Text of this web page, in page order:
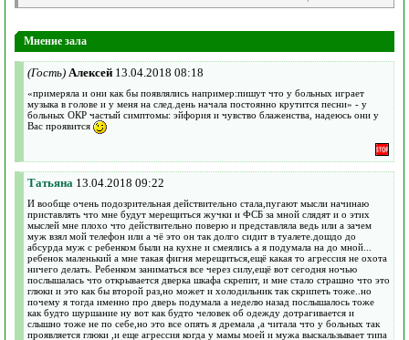
Мнение зала
(Гость) Алексей 13.04.2018 08:18
«примеряла и они как бы появлялись например:пишут что у больных играет
музыка в голове и у меня на след.день начала постоянно крутится песни» - у
больных ОКР частый симптомы: эйфория и чувство блаженства, надеюсь они у
Вас проявится
Татьяна 13.04.2018 09:22
И вообще очень подозрительная действительно стала,пугают мысли начинаю
приставлять что мне будут мерещиться жучки и ФСБ за мной слядят и о этих
мыслей мне плохо что действительно поверю и представляла ведь или а зачем
муж взял мой телефон или а чё это он так долго сидит в туалете.дошдо до
абсурда муж с ребенком были на кухне и смеялись а я подумала на до мной...
ребенок маленький а мне такая фигня мерещиться,ещё какая то агрессия не охота
ничего делать. Ребенком заниматься все через силу,ещё вот сегодня ночью
послышалась что открывается дверка шкафа скрепит, и мне стало страшно что это
глюки и это как бы второй раз,но может и холодильник так скрипеть тоже..но
почему я тогда именно про дверь подумала а неделю назад послышалось тоже
как будто шуршание ну вот как будто человек об одежду дотрагивается и
слышно тоже не по себе,но это все опять я дремала ,а читала что у больных так
проявляется глюки ,и еще агрессия когда у мамы моей и мужа выскальзывает типа